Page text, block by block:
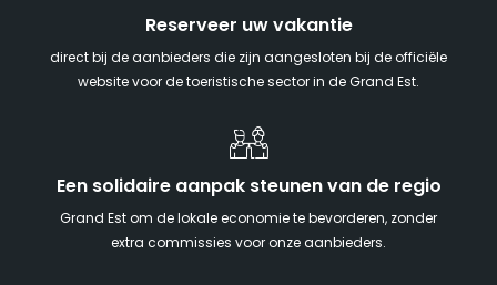
Reserveer uw vakantie
direct bij de aanbieders die zijn aangesloten bij de officiële
website voor de toeristische sector in de Grand Est.
Een solidaire aanpak steunen van de regio
Grand Est om de lokale economie te bevorderen, zonder
extra commissies voor onze aanbieders.